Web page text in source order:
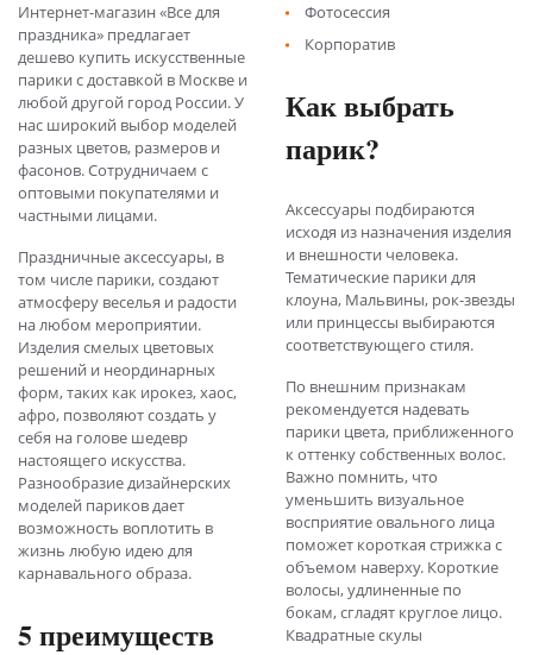
Интернет-магазин «Все для
праздника» предлагает
дешево купить искусственные
парики с доставкой в Москве и
любой другой город России. У
нас широкий выбор моделей
разных цветов, размеров и
фасонов. Сотрудничаем с
оптовыми покупателями и
частными лицами.
Праздничные аксессуары, в
том числе парики, создают
атмосферу веселья и радости
на любом мероприятии.
Изделия смелых цветовых
решений и неординарных
форм, таких как ирокез, хаос,
афро, позволяют создать у
себя на голове шедевр
настоящего искусства.
Разнообразие дизайнерских
моделей париков дает
возможность воплотить в
жизнь любую идею для
карнавального образа.
5 преимуществ
Фотосессия
Корпоратив
Как выбрать
парик?
Аксессуары подбираются
исходя из назначения изделия
и внешности человека.
Тематические парики для
клоуна, Мальвины, рок-звезды
или принцессы выбираются
соответствующего стиля.
По внешним признакам
рекомендуется надевать
парики цвета, приближенного
к оттенку собственных волос.
Важно помнить, что
уменьшить визуальное
восприятие овального лица
поможет короткая стрижка с
объемом наверху. Короткие
волосы, удлиненные по
бокам, сгладят круглое лицо.
Квадратные скулы